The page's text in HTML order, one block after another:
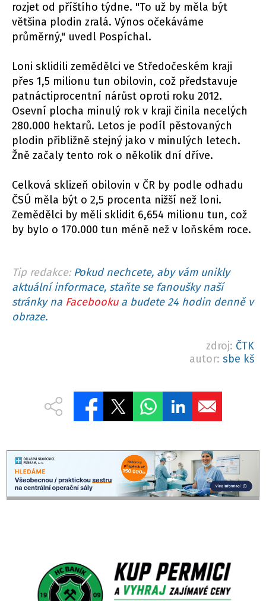
rozjet od příštího týdne. "To už by měla být
většina plodin zralá. Výnos očekáváme
průměrný," uvedl Pospíchal.
Loni sklidili zemědělci ve Středočeském kraji
přes 1,5 milionu tun obilovin, což představuje
patnáctiprocentní nárůst oproti roku 2012.
Osevní plocha minulý rok v kraji činila necelých
280.000 hektarů. Letos je podíl pěstovaných
plodin přibližně stejný jako v minulých letech.
Žně začaly tento rok o několik dní dříve.
Celková sklizeň obilovin v ČR by podle odhadu
ČSÚ měla být o 2,5 procenta nižší než loni.
Zemědělci by měli sklidit 6,654 milionu tun, což
by bylo o 170.000 tun méně než v loňském roce.
Tip redakce: Pokud nechcete, aby vám unikly
aktuální informace, staňte se fanoušky naší
stránky na Facebookua budete 24 hodin denně v
obraze.
zdroj: ČTK
autor: sbe kš